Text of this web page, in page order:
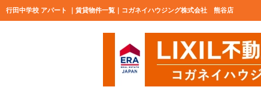
行田中学校 アパート ｜賃貸物件一覧｜コガネイハウジング株式会社 熊谷店